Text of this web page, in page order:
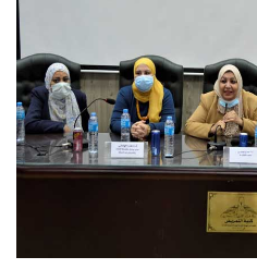
هيئة التدريس
الدراسات العليا
الخريجين
الزائـرون